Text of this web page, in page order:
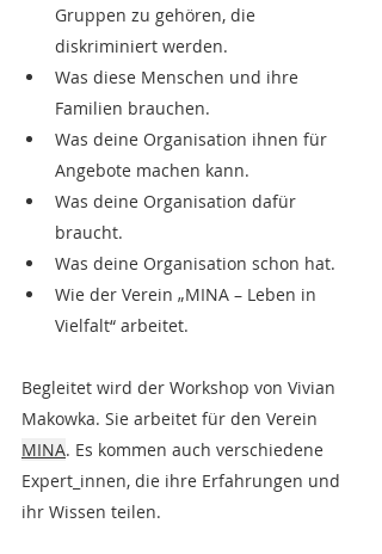
Gruppen zu gehören, die
diskriminiert werden.
Was diese Menschen und ihre
Familien brauchen.
Was deine Organisation ihnen für
Angebote machen kann.
Was deine Organisation dafür
braucht.
Was deine Organisation schon hat.
Wie der Verein „MINA – Leben in
Vielfalt“ arbeitet.
Begleitet wird der Workshop von Vivian
Makowka. Sie arbeitet für den Verein
MINA. Es kommen auch verschiedene
Expert_innen, die ihre Erfahrungen und
ihr Wissen teilen.